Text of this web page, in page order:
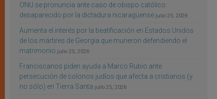
ONU se pronuncia ante caso de obispo católico
desaparecido por la dictadura nicaragüense julio 25, 2026
Aumenta el interés por la beatificación en Estados Unidos
de los mártires de Georgia que murieron defendiendo el
matrimonio julio 25, 2026
Franciscanos piden ayuda a Marco Rubio ante
persecución de colonos judíos que afecta a cristianos (y
no sólo) en Tierra Santa julio 25, 2026